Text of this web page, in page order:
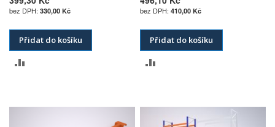
330,00 Kč
Přidat do košíku
POROVNÁNÍ
410,00 Kč
Přidat do košíku
POROVNÁNÍ